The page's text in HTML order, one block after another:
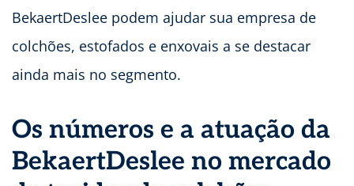
BekaertDeslee podem ajudar sua empresa de
colchões, estofados e enxovais a se destacar
ainda mais no segmento.
Os números e a atuação da
BekaertDeslee no mercado